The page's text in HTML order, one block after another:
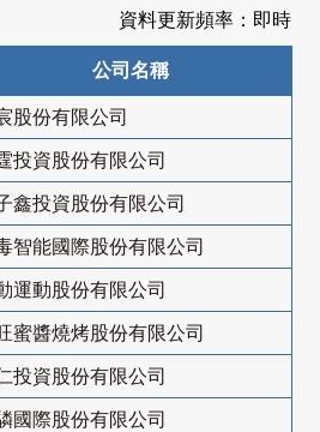
資料更新頻率：即時
公司名稱
股份有限公司
投資股份有限公司
鑫投資股份有限公司
智能國際股份有限公司
運動股份有限公司
蜜醬燒烤股份有限公司
投資股份有限公司
國際股份有限公司